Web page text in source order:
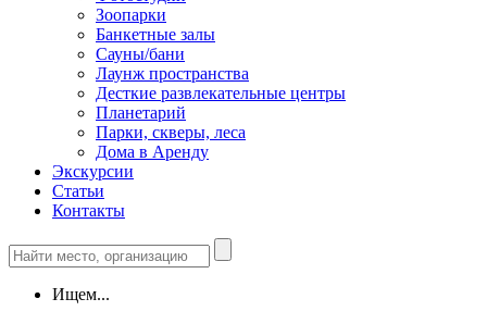
Зоопарки
Банкетные залы
Сауны/бани
Лаунж пространства
Десткие развлекательные центры
Планетарий
Парки, скверы, леса
Дома в Аренду
Экскурсии
Статьи
Контакты
Ищем...